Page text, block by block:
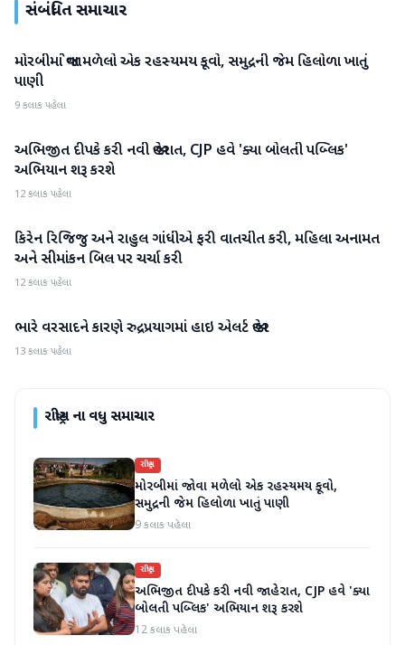
સંબંધિત સમાચાર
રાષ્ટ્રીય
મોરબીમાં જોવા મળેલો એક રહસ્યમય કૂવો, સમુદ્રની જેમ હિલોળા ખાતું
પાણી
9 કલાક પહેલા
રાષ્ટ્રીય
અભિજીત દીપકે કરી નવી જાહેરાત, CJP હવે 'ક્યા બોલતી પબ્લિક'
અભિયાન શરૂ કરશે
12 કલાક પહેલા
રાષ્ટ્રીય
કિરેન રિજિજુ અને રાહુલ ગાંધીએ ફરી વાતચીત કરી, મહિલા અનામત
અને સીમાંકન બિલ પર ચર્ચા કરી
12 કલાક પહેલા
રાષ્ટ્રીય
ભારે વરસાદને કારણે રુદ્રપ્રયાગમાં હાઇ એલર્ટ જાહેર
13 કલાક પહેલા
રાષ્ટ્રીયના વધુ સમાચાર
રાષ્ટ્રીય
મોરબીમાં જોવા મળેલો એક રહસ્યમય કૂવો,
સમુદ્રની જેમ હિલોળા ખાતું પાણી
9 કલાક પહેલા
રાષ્ટ્રીય
અભિજીત દીપકે કરી નવી જાહેરાત, CJP હવે 'ક્યા
બોલતી પબ્લિક' અભિયાન શરૂ કરશે
12 કલાક પહેલા